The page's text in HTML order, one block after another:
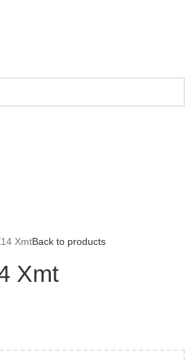
XmtBack to products
Xmt